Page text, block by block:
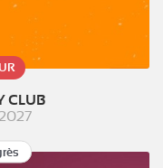
CLUB